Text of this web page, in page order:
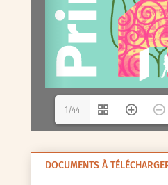
1/44
DOCUMENTS À